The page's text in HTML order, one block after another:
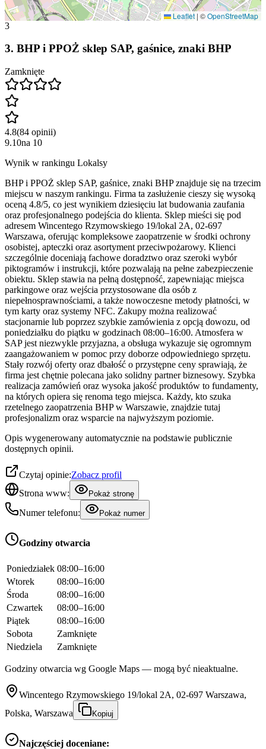
Leaflet | ©OpenStreetMap
3
3. BHP i PPOŻ sklep SAP, gaśnice, znaki BHP
Zamknięte
4.8(84 opinii)
9.10na 10
Wynik w rankingu Lokalsy
BHP i PPOŻ sklep SAP, gaśnice, znaki BHP znajduje się na trzecim
miejscu w naszym rankingu. Firma ta zasłużenie cieszy się wysoką
oceną 4.8/5, co jest wynikiem dziesięciu lat budowania zaufania
oraz profesjonalnego podejścia do klienta. Sklep mieści się pod
adresem Wincentego Rzymowskiego 19/lokal 2A, 02-697
Warszawa, oferując kompleksowe zaopatrzenie w środki ochrony
osobistej, apteczki oraz asortyment przeciwpożarowy. Klienci
szczególnie doceniają fachowe doradztwo oraz szeroki wybór
piktogramów i instrukcji, które pozwalają na pełne zabezpieczenie
obiektu. Sklep stawia na pełną dostępność, zapewniając miejsca
parkingowe oraz wejścia przystosowane dla osób z
niepełnosprawnościami, a także nowoczesne metody płatności, w
tym karty oraz systemy NFC. Zakupy można realizować
stacjonarnie lub poprzez szybkie zamówienia z opcją dowozu, od
poniedziałku do piątku w godzinach 08:00–16:00. Atmosfera w
SAP jest niezwykle przyjazna, a obsługa wykazuje się ogromnym
zaangażowaniem w pomoc przy doborze odpowiedniego sprzętu.
Stały rozwój oferty oraz dbałość o przystępne ceny sprawiają, że
firma jest chętnie polecana jako solidny partner biznesowy. Szybka
realizacja zamówień oraz wysoka jakość produktów to fundamenty,
na których opiera się renoma tego miejsca. Każdy, kto szuka
rzetelnego zaopatrzenia BHP w Warszawie, znajdzie tutaj
profesjonalizm oraz wsparcie na najwyższym poziomie.
Opis wygenerowany automatycznie na podstawie publicznie
dostępnych opinii.
Czytaj opinie:Zobacz profil
Strona www:
Pokaż stronę
Numer telefonu: Pokaż numer
Godziny otwarcia
Poniedziałek 08:00–16:00
Wtorek
08:00–16:00
Środa
08:00–16:00
Czwartek
08:00–16:00
Piątek
08:00–16:00
Sobota
Zamknięte
Niedziela
Zamknięte
Godziny otwarcia wg Google Maps — mogą być nieaktualne.
Wincentego Rzymowskiego 19/lokal 2A, 02-697 Warszawa,
Polska, Warszawa
Kopiuj
Najczęściej doceniane: